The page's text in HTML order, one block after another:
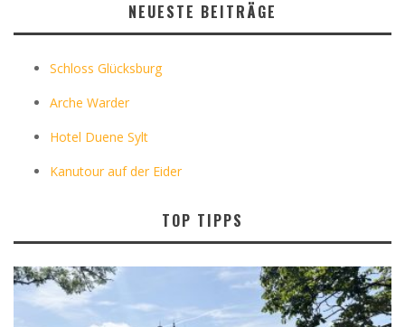
NEUESTE BEITRÄGE
Schloss Glücksburg
Arche Warder
Hotel Duene Sylt
Kanutour auf der Eider
TOP TIPPS